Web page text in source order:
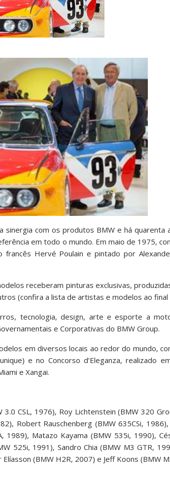
sinergia com os produtos BMW e há quarenta
em todo o mundo. Em maio de 1975,
Hervé Poulain e pintado por
receberam pinturas exclusivas,
(confira a lista de artistas e modelos ao
tecnologia, design, arte e esporte a
e Corporativas do BMW Group.
em diversos locais ao redor do mundo,
e no Concorso d’Eleganza, realizado
e Xangai.
3.0 CSL, 1976), Roy Lichtenstein (BMW 320
Robert Rauschenberg (BMW 635CSi, 1986),
Matazo Kayama (BMW 535i, 1990),
525i, 1991), Sandro Chia (BMW M3 GTR,
(BMW H2R, 2007) e Jeff Koons (BMW